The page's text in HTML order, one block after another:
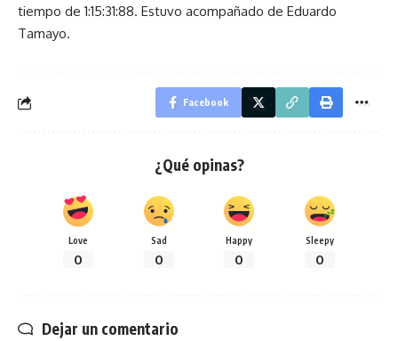
tiempo de 1:15:31:88. Estuvo acompañado de Eduardo
Tamayo.
Facebook
¿Qué opinas?
Love
0
Sad
0
Happy
0
Sleepy
0
Dejar un comentario